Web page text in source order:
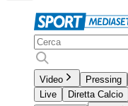
Video Pressing
Live
Diretta Calcio